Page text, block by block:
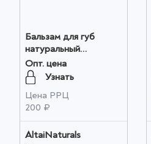
Бальзам для губ
натуральный
"ПАНТОВЫЙ"
(ТОНИЗИРУЮЩИЙ),
4,5мл оптом
Опт. цена
Узнать
Цена РРЦ
200 ₽
AltaiNaturals